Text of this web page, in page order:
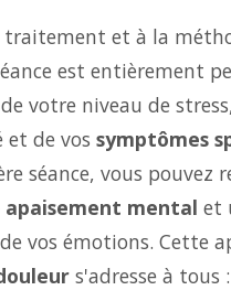
traitement et à la
est entièrement
votre niveau de
et de vos symptômes
séance, vous pouvez
apaisement mental et
vos émotions. Cette
s'adresse à tous